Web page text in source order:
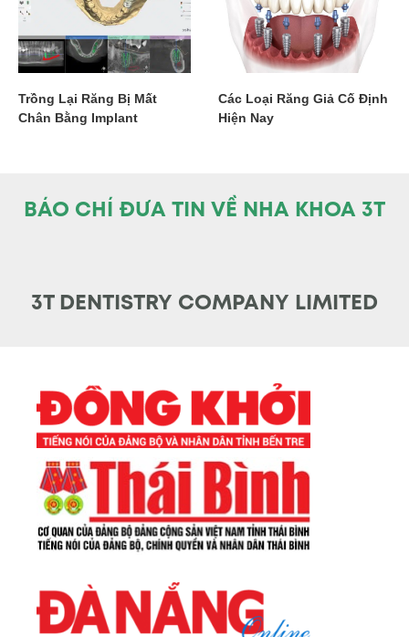
Trồng Lại Răng Bị Mất
Chân Bằng Implant
Các Loại Răng Giả Cố Định
Hiện Nay
BÁO CHÍ ĐƯA TIN VỀ NHA KHOA 3T
3T DENTISTRY COMPANY LIMITED